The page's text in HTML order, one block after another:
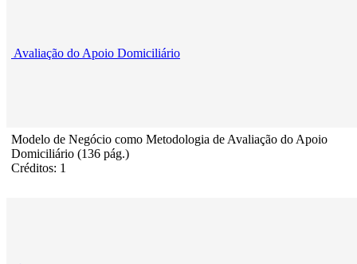
Avaliação do Apoio Domiciliário
Modelo de Negócio como Metodologia de Avaliação do Apoio
Domiciliário (136 pág.)
Créditos: 1